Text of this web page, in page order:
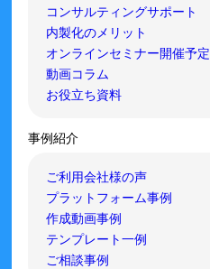
コンサルティングサポート
内製化のメリット
オンラインセミナー開催予定
動画コラム
お役立ち資料
事例紹介
ご利用会社様の声
プラットフォーム事例
作成動画事例
テンプレート一例
ご相談事例